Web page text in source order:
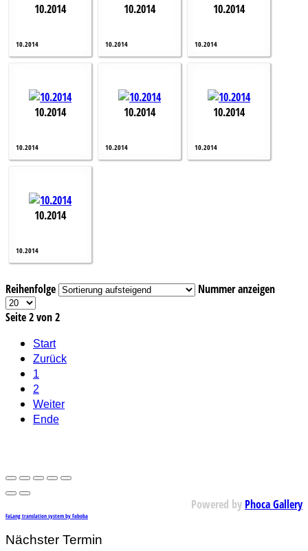
10.2014
10.2014
10.2014
10.2014
10.2014
10.2014
10.2014
10.2014
10.2014
10.2014
10.2014
10.2014
10.2014
10.2014
Reihenfolge
Nummer anzeigen
Seite 2 von 2
Start
Zurück
1
2
Weiter
Ende
Powered by Phoca Gallery
FaLang translation system by Faboba
Nächster Termin